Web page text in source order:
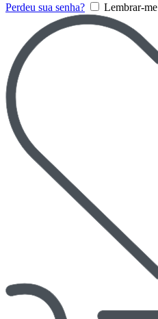
Perdeu sua senha? Lembrar-me